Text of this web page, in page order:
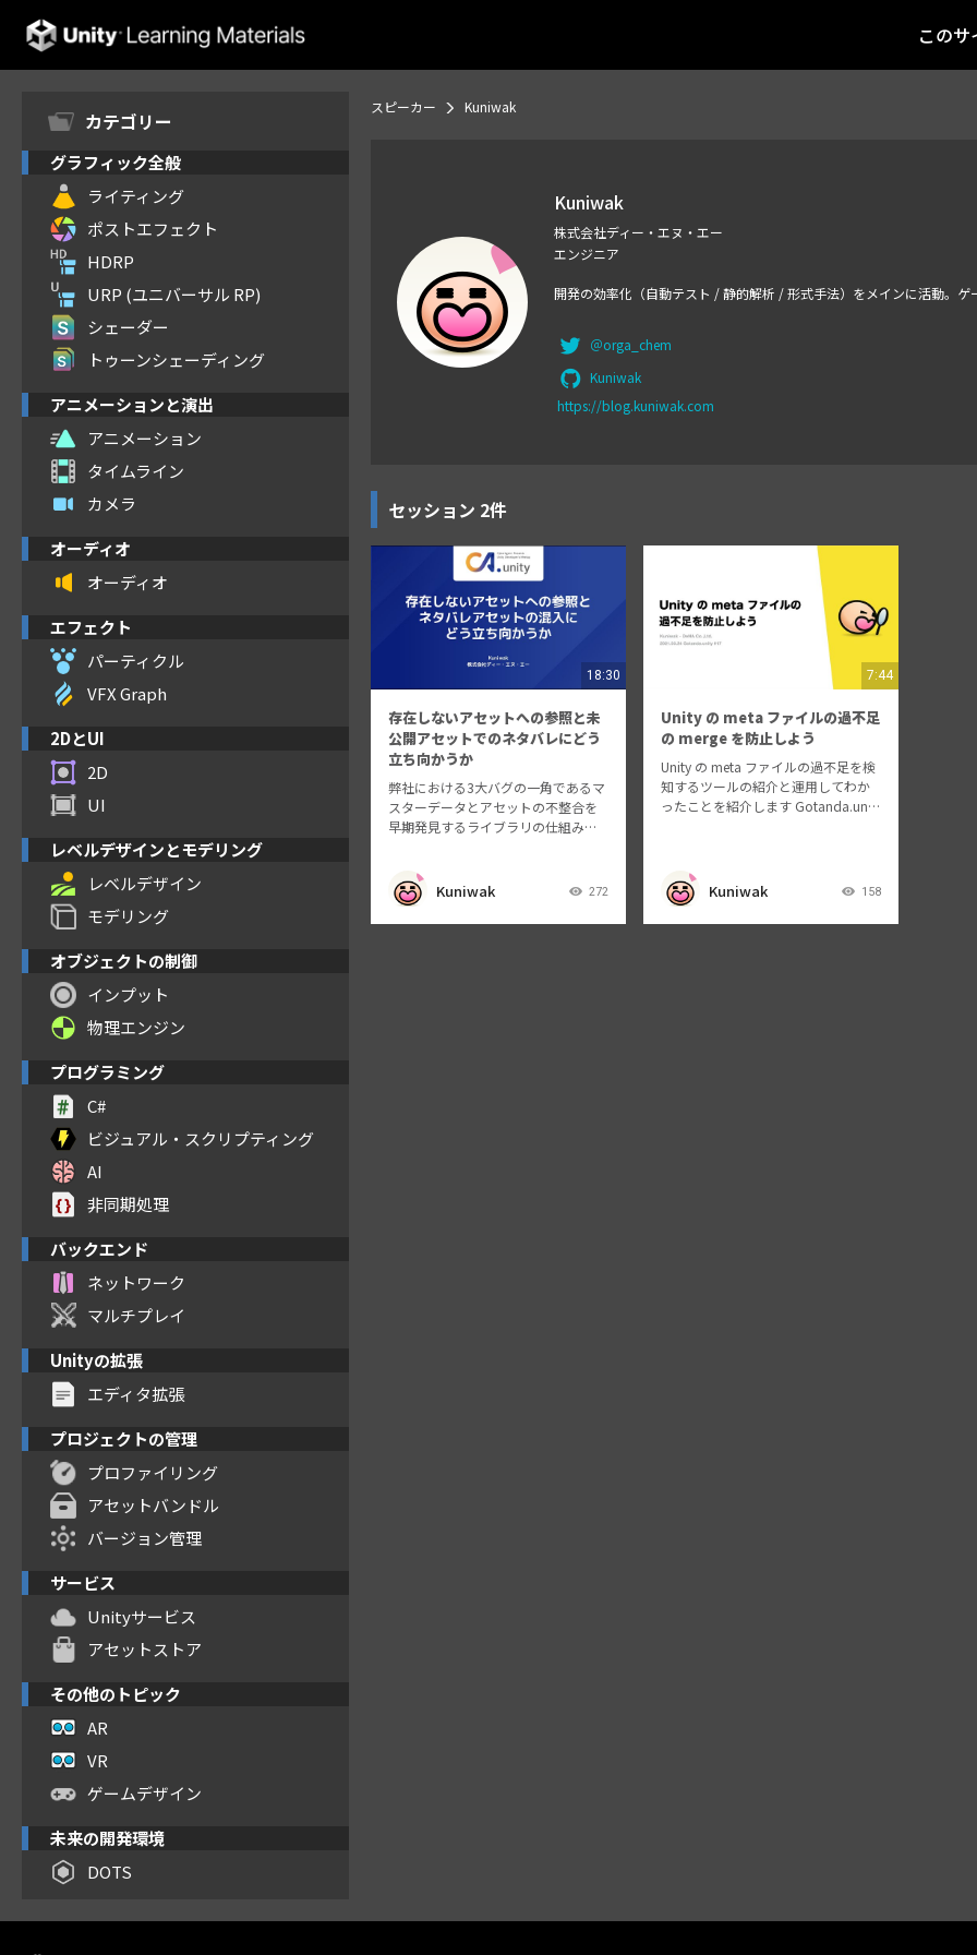
Unity Learning Materials
この
カテゴリー
グラフィック全般
ライティング
ポストエフェクト
HDRP
URP (ユニバーサル RP)
シェーダー
トゥーンシェーディング
アニメーションと演出
アニメーション
タイムライン
カメラ
オーディオ
オーディオ
エフェクト
パーティクル
VFX Graph
2DとUI
2D
UI
レベルデザインとモデリング
レベルデザイン
モデリング
オブジェクトの制御
インプット
物理エンジン
プログラミング
C#
ビジュアル・スクリプティング
AI
非同期処理
バックエンド
ネットワーク
マルチプレイ
Unityの拡張
エディタ拡張
プロジェクトの管理
プロファイリング
アセットバンドル
バージョン管理
サービス
Unityサービス
アセットストア
その他のトピック
AR
VR
ゲームデザイン
未来の開発環境
DOTS
スピーカー Kuniwak
Kuniwak
株式会社ディー・エヌ・エー
エンジニア
開発の効率化（自動テスト / 静的解析 / 形式手法）をメインに活動。
＠orga_chem
Kuniwak
https://blog.kuniwak.com
セッション 2件
18:30
存在しないアセットへの参照と未
公開アセットでのネタバレにどう
立ち向かうか
弊社における3大バグの一角であるマ
スターデータとアセットの不整合を
早期発見するライブラリの仕組みを
トへの参照や、データ解析によるネ
タバレを招くネタバレアセットの混
入にお困りの…
Kuniwak 272
7:44
Unity の meta ファイルの過不足
の merge を防止しよう
Unity の meta ファイルの過不足を検
知するツールの紹介と運用してわか
ったことを紹介します Gotanda.unit
Kuniwak 158